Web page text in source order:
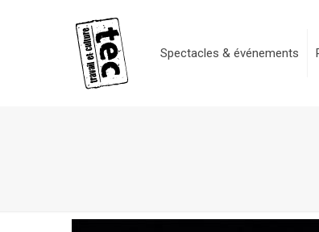
Spectacles & événements